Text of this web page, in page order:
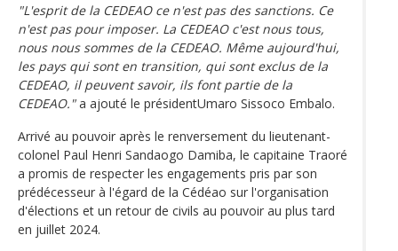
"L'esprit de la CEDEAO ce n'est pas des sanctions. Ce
n'est pas pour imposer. La CEDEAO c'est nous tous,
nous nous sommes de la CEDEAO. Même aujourd'hui,
les pays qui sont en transition, qui sont exclus de la
CEDEAO, il peuvent savoir, ils font partie de la
CEDEAO."a ajouté le présidentUmaro Sissoco Embalo.
Arrivé au pouvoir après le renversement du lieutenant-
colonel Paul Henri Sandaogo Damiba, le capitaine Traoré
a promis de respecter les engagements pris par son
prédécesseur à l'égard de la Cédéao sur l'organisation
d'élections et un retour de civils au pouvoir au plus tard
en juillet 2024.